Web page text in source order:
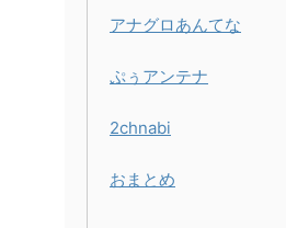
アナグロあんてな
ぷぅアンテナ
2chnabi
おまとめ